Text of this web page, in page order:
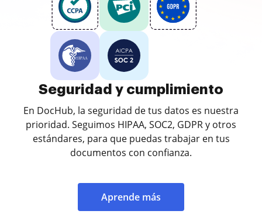
Seguridad y cumplimiento
En DocHub, la seguridad de tus datos es nuestra
prioridad. Seguimos HIPAA, SOC2, GDPR y otros
estándares, para que puedas trabajar en tus
documentos con confianza.
Aprende más